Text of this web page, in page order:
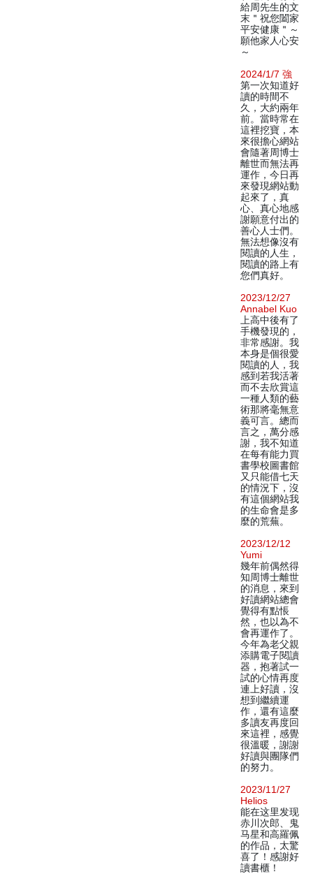
給周先生的文
末＂祝您闔家
平安健康＂～
願他家人心安
～
2024/1/7 強
第一次知道好
讀的時間不
久，大約兩年
前。當時常在
這裡挖寶，本
來很擔心網站
會隨著周博士
離世而無法再
運作，今日再
來發現網站動
起來了，真
心、真心地感
謝願意付出的
善心人士們。
無法想像沒有
閱讀的人生，
閱讀的路上有
您們真好。
2023/12/27
Annabel Kuo
上高中後有了
手機發現的，
非常感謝。我
本身是個很愛
閱讀的人，我
感到若我活著
而不去欣賞這
一種人類的藝
術那將毫無意
義可言。總而
言之，萬分感
謝，我不知道
在每有能力買
書學校圖書館
又只能借七天
的情況下，沒
有這個網站我
的生命會是多
麼的荒蕪。
2023/12/12
Yumi
幾年前偶然得
知周博士離世
的消息，來到
好讀網站總會
覺得有點悵
然，也以為不
會再運作了。
今年為老父親
添購電子閱讀
器，抱著試一
試的心情再度
連上好讀，沒
想到繼續運
作，還有這麼
多讀友再度回
來這裡，感覺
很溫暖，謝謝
好讀與團隊們
的努力。
2023/11/27
Helios
能在这里发现
赤川次郎、鬼
马星和高羅佩
的作品，太驚
喜了！感謝好
讀書櫃！